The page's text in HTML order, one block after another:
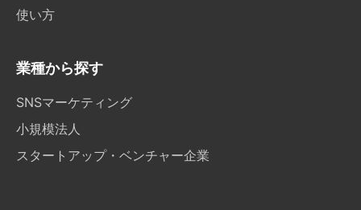
使い方
業種から探す
SNSマーケティング
小規模法人
スタートアップ・ベンチャー企業